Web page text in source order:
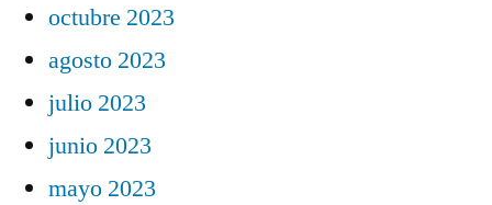
octubre 2023
agosto 2023
julio 2023
junio 2023
mayo 2023